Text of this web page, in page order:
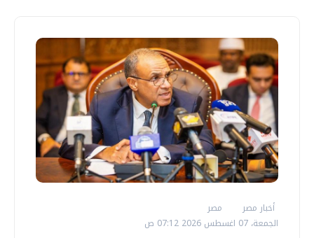
أخبار مصر
مصر
الجمعة، 07 اغسطس 2026 07:12 ص